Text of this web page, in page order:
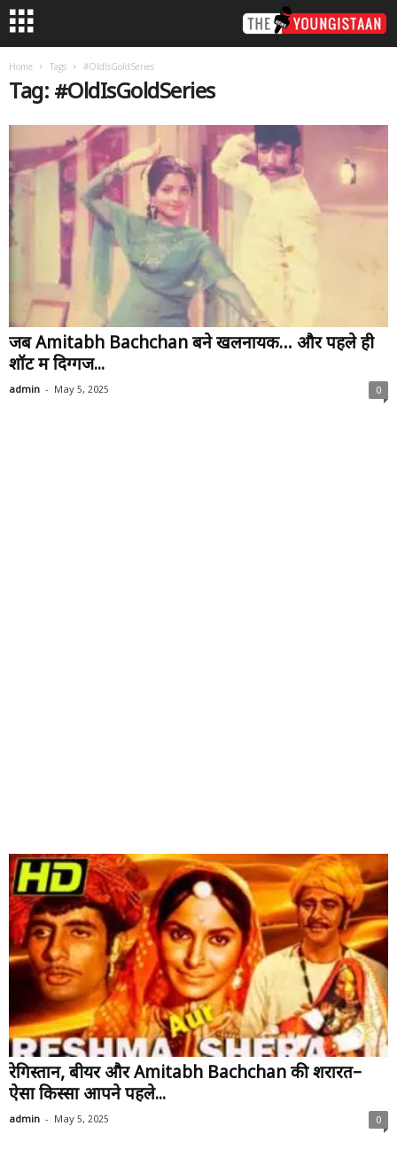
Home Tags #OldIsGoldSeries
Tag: #OldIsGoldSeries
जब Amitabh Bachchan बने खलनायक… और पहले ही
शॉट में दिग्गज...
admin - May 5, 2025 0
रेगिस्तान, बीयर और Amitabh Bachchan की शरारत–
ऐसा किस्सा आपने पहले...
admin - May 5, 2025 0